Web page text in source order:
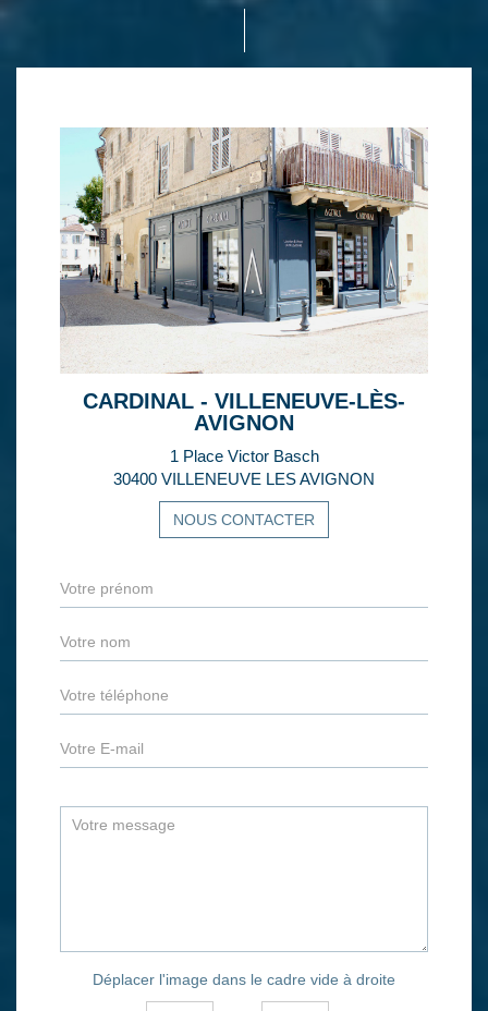
CARDINAL - VILLENEUVE-LÈS-
AVIGNON
1 Place Victor Basch
30400 VILLENEUVE LES AVIGNON
NOUS CONTACTER
Déplacer l'image dans le cadre vide à droite